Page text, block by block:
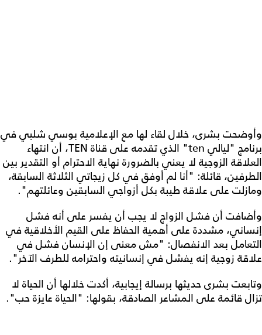
وأوضحت بشرى، خلال لقاء لها مع الإعلامية بوسي شلبي في
برنامج "ليالي ten" الذي تقدمه على قناة TEN، أن انتهاء
العلاقة الزوجية لا يعني بالضرورة نهاية الاحترام أو التقدير بين
الطرفين، قائلة: "أنا لم أوفق في كل زيجاتي الثلاثة السابقة،
ومازلت على علاقة طيبة بكل أزواجي السابقين وعائلتهم".
وأضافت أن فشل الزواج لا يجب أن يفسر على أنه فشل
إنساني، مشددة على أهمية الحفاظ على القيم الأخلاقية في
التعامل بعد الانفصال: "مش معنى إن الإنسان فشل في
علاقة زوجية إنه يفشل في إنسانيته واحترامه للطرف الآخر".
وتابعت بشرى حديثها برسالة إيجابية، أكدت خلالها أن الحياة لا
تزال قائمة على المشاعر الصادقة، بقولها: "الحياة عايزة حب".